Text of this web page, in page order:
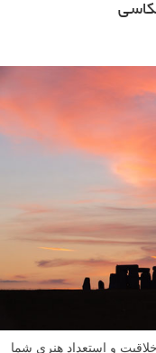
و استعداد هنری شما